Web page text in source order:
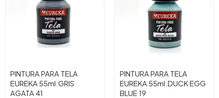
PINTURA PARA TELA
EUREKA 55ml.GRIS
AGATA 41
PINTURA PARA TELA
EUREKA 55ml.DUCK EGG
BLUE 19